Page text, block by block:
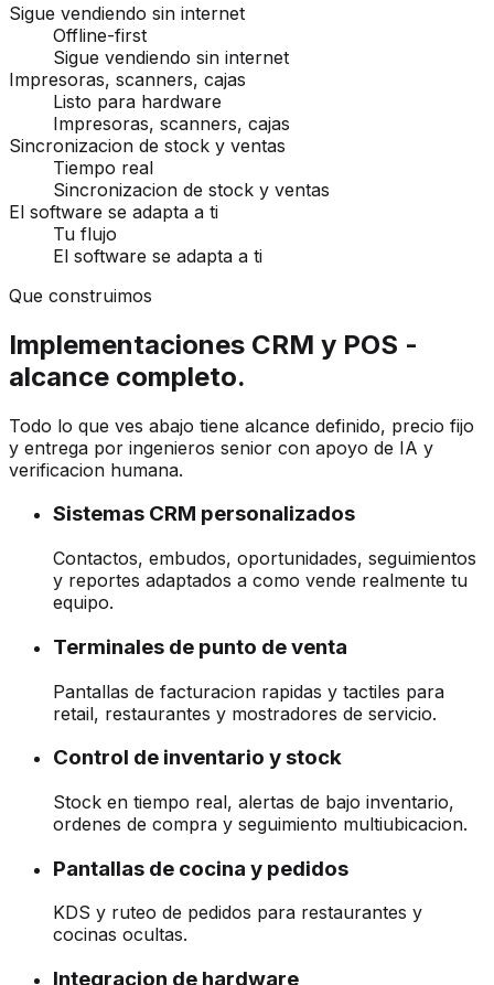
Sigue vendiendo sin internet
Offline-first
Sigue vendiendo sin internet
Impresoras, scanners, cajas
Listo para hardware
Impresoras, scanners, cajas
Sincronizacion de stock y ventas
Tiempo real
Sincronizacion de stock y ventas
El software se adapta a ti
Tu flujo
El software se adapta a ti
Que construimos
Implementaciones CRM y POS -
alcance completo.
Todo lo que ves abajo tiene alcance definido, precio fijo
y entrega por ingenieros senior con apoyo de IA y
verificacion humana.
Sistemas CRM personalizados
Contactos, embudos, oportunidades, seguimientos
y reportes adaptados a como vende realmente tu
equipo.
Terminales de punto de venta
Pantallas de facturacion rapidas y tactiles para
retail, restaurantes y mostradores de servicio.
Control de inventario y stock
Stock en tiempo real, alertas de bajo inventario,
ordenes de compra y seguimiento multiubicacion.
Pantallas de cocina y pedidos
KDS y ruteo de pedidos para restaurantes y
cocinas ocultas.
Integracion de hardware